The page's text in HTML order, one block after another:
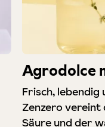
Agrodolce
Frisch, lebendig
Zenzero vereint
Säure und der